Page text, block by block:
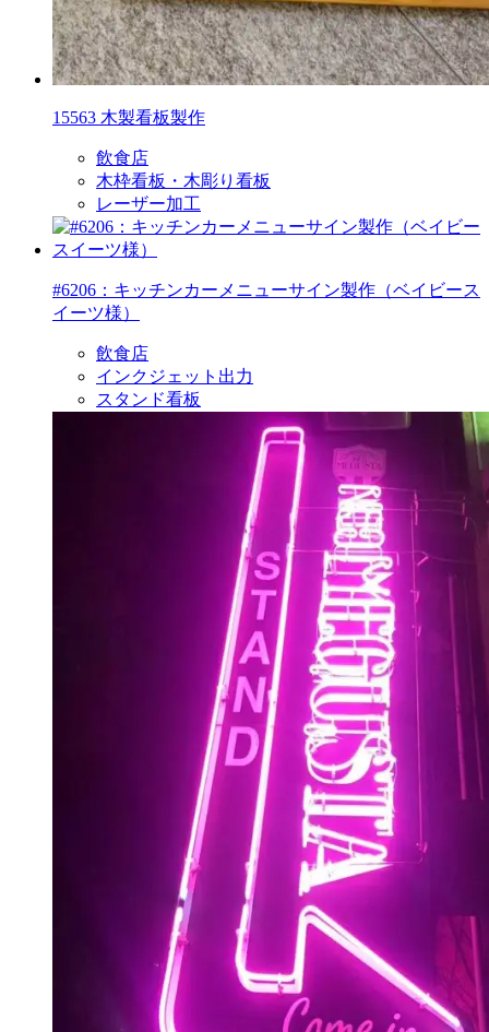
15563 木製看板製作
飲食店
木枠看板・木彫り看板
レーザー加工
#6206：キッチンカーメニューサイン製作（ベイビース
イーツ様）
飲食店
インクジェット出力
スタンド看板